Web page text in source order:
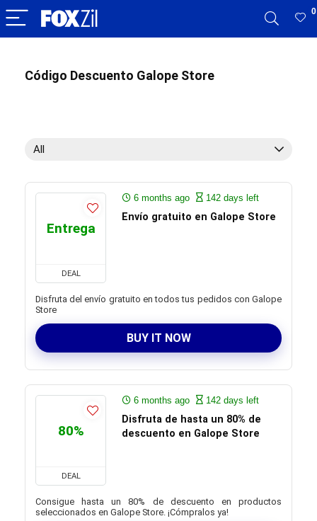
0
Código Descuento Galope Store
All
Entrega
DEAL
6 months ago 142 days left
Envío gratuito en Galope Store
Disfruta del envío gratuito en todos tus pedidos con Galope
Store
BUY IT NOW
80%
DEAL
6 months ago 142 days left
Disfruta de hasta un 80% de
descuento en Galope Store
Consigue hasta un 80% de descuento en productos
seleccionados en Galope Store. ¡Cómpralos ya!